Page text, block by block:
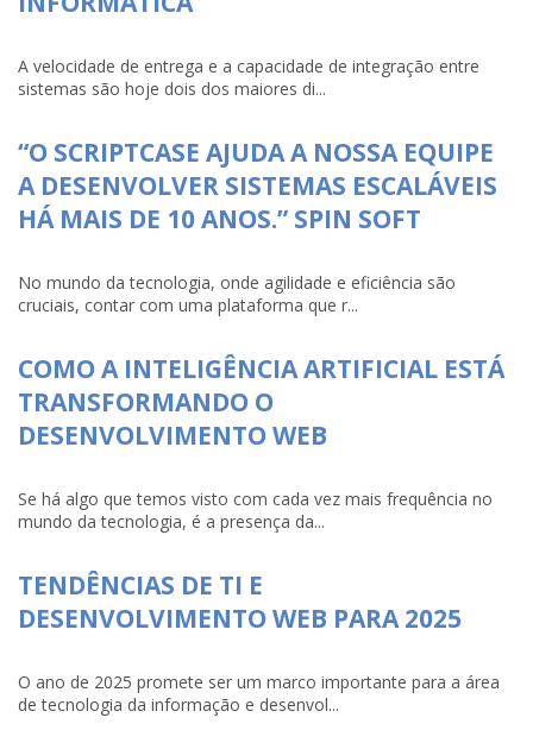
A velocidade de entrega e a capacidade de integração entre
sistemas são hoje dois dos maiores di...
“O SCRIPTCASE AJUDA A NOSSA EQUIPE
A DESENVOLVER SISTEMAS ESCALÁVEIS
HÁ MAIS DE 10 ANOS.” SPIN SOFT
No mundo da tecnologia, onde agilidade e eficiência são
cruciais, contar com uma plataforma que r...
COMO A INTELIGÊNCIA ARTIFICIAL ESTÁ
TRANSFORMANDO O
DESENVOLVIMENTO WEB
Se há algo que temos visto com cada vez mais frequência no
mundo da tecnologia, é a presença da...
TENDÊNCIAS DE TI E
DESENVOLVIMENTO WEB PARA 2025
O ano de 2025 promete ser um marco importante para a área
de tecnologia da informação e desenvol...